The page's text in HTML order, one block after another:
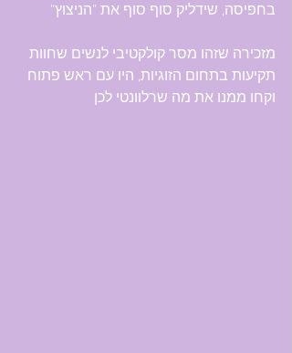
בחפיסה, שידליק סוף סוף את "הניצוץ"
מזכירה שזהו מסר קולקטיבי לנשים שחוות
תקיעות בתחום הזוגיות, היו עם ראש פתוח
וקחו ממנו את מה שרלוונטי לכן